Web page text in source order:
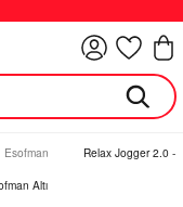
Esofman Relax Jogger 2.0 -